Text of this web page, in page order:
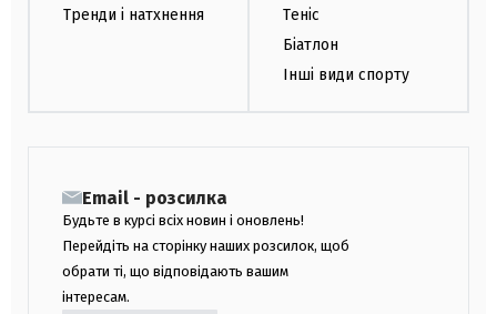
Тренди і натхнення
Теніс
Біатлон
Інші види спорту
Email - розсилка
Будьте в курсі всіх новин і оновлень!
Перейдіть на сторінку наших розсилок, щоб
обрати ті, що відповідають вашим
інтересам.